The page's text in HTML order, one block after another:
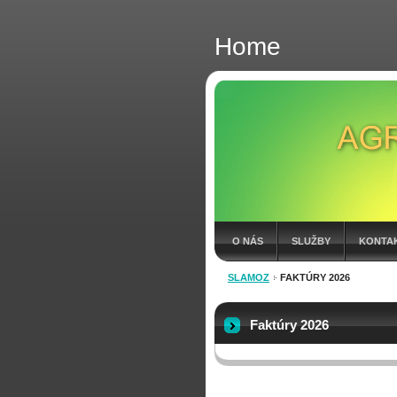
Home
O NÁS SLUŽBY
FAKTÚRY 2026
SLAMOZ FAKTÚRY 2026
Faktúry 2026